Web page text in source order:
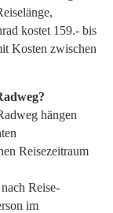
kostet 159.- bis
Kosten zwischen
hängen
Reisezeitraum
Reise-
im